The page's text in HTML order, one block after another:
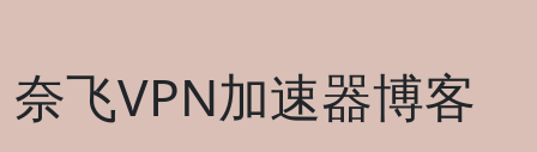
奈飞VPN加速器博客